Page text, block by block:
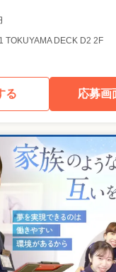
TOKUYAMA DECK D2 2F
る 応募画